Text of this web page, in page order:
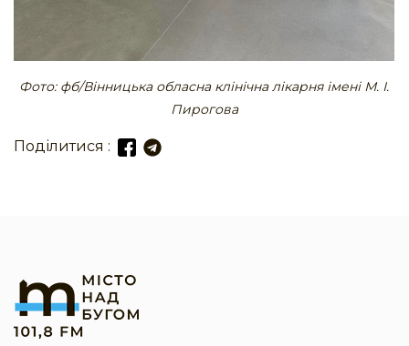
Фото: фб/Вінницька обласна клінічна лікарня імені М. І.
Пирогова
Поділитися :